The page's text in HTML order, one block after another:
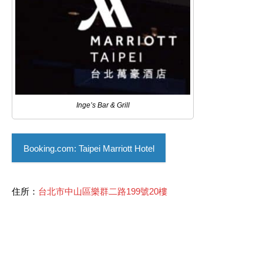
Inge’s Bar & Grill
Booking.com: Taipei Marriott Hotel
住所： 台北市中山區樂群二路199號20樓